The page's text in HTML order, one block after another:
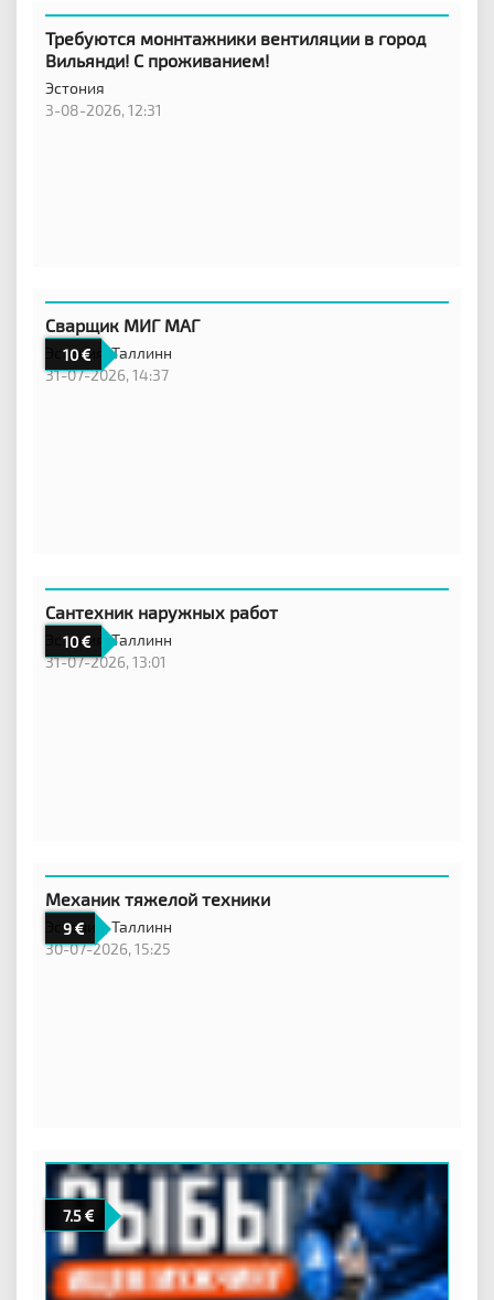
Требуются моннтажники вентиляции в город
Вильянди! С проживанием!
Эстония
3-08-2026, 12:31
10
Сварщик МИГ МАГ
Эстония,Таллинн
31-07-2026, 14:37
10
Сантехник наружных работ
Эстония,Таллинн
31-07-2026, 13:01
9
Механик тяжелой техники
Эстония,Таллинн
30-07-2026, 15:25
7.5